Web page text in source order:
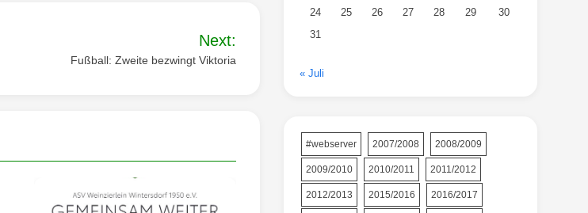
Next:
Fußball: Zweite bezwingt Viktoria
24
25 26 27 28 29
30
31
« Juli
#webserver 2007/2008 2008/2009
2009/2010 2010/2011 2011/2012
2012/2013 2015/2016 2016/2017